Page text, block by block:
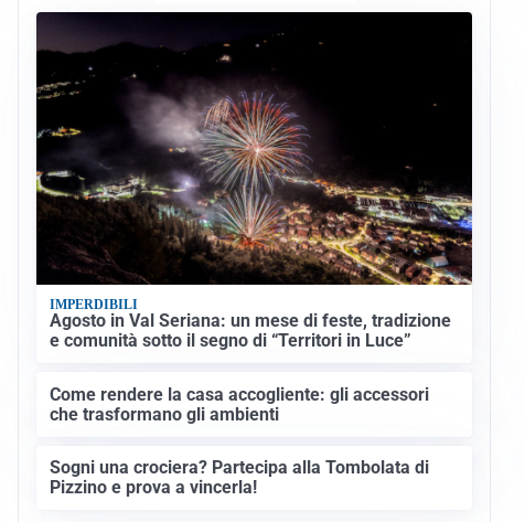
IMPERDIBILI
Agosto in Val Seriana: un mese di feste, tradizione
e comunità sotto il segno di “Territori in Luce”
Come rendere la casa accogliente: gli accessori
che trasformano gli ambienti
Sogni una crociera? Partecipa alla Tombolata di
Pizzino e prova a vincerla!